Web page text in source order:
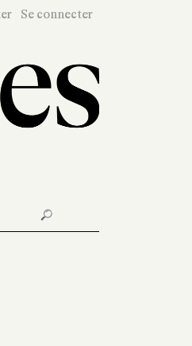
Se connecter
🔎